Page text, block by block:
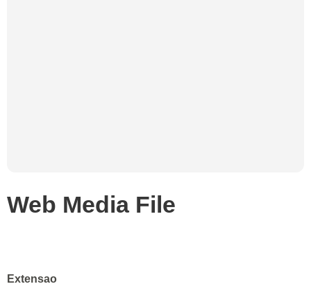
Web Media File
Extensao